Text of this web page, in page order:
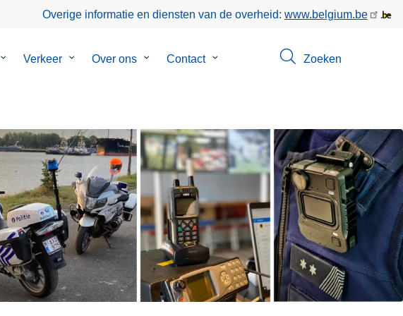
Overige informatie en diensten van de overheid: www.belgium.be
Submenu
Verkeer
SubmenuOver ons
Submenu
Contact
Submenu
Zoeken